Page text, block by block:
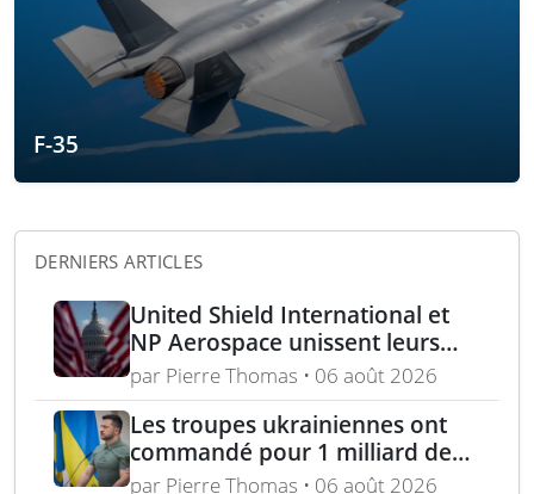
F-35
DERNIERS ARTICLES
United Shield International et
NP Aerospace unissent leurs
forces pour renforcer le soutien
aux équipes américaines de
déminage
par Pierre Thomas • 06 août 2026
Les troupes ukrainiennes ont
commandé pour 1 milliard de
dollars lors de la première
par Pierre Thomas • 06 août 2026